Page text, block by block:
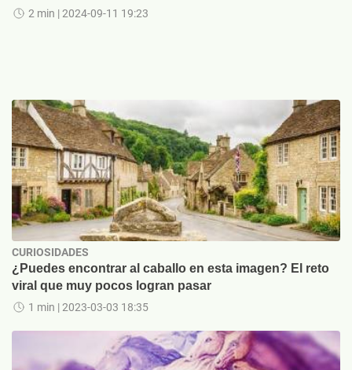
2 min | 2024-09-11 19:23
CURIOSIDADES
¿Puedes encontrar al caballo en esta imagen? El reto
viral que muy pocos logran pasar
1 min | 2023-03-03 18:35